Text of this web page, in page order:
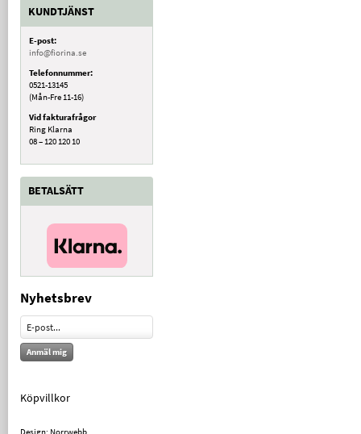
KUNDTJÄNST
E-post:
info@fiorina.se
Telefonnummer:
0521-13145
(Mån-Fre 11-16)
Vid fakturafrågor
Ring Klarna
08 – 120 120 10
BETALSÄTT
Nyhetsbrev
Anmäl mig
Köpvillkor
Design: Norrwebb